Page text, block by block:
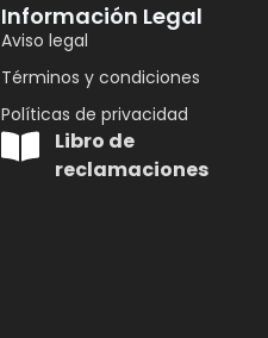
Información Legal
Aviso legal
Términos y condiciones
Políticas de privacidad
Libro de
reclamaciones